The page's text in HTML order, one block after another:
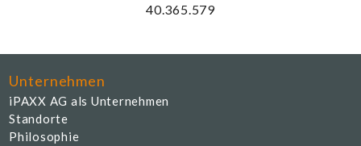
43.946.397
Unternehmen
iPAXX AG als Unternehmen
Standorte
Philosophie